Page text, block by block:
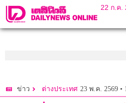
22 ก.ค.
ข่าว ต่างประเทศ 23 พ.ค. 2569 •